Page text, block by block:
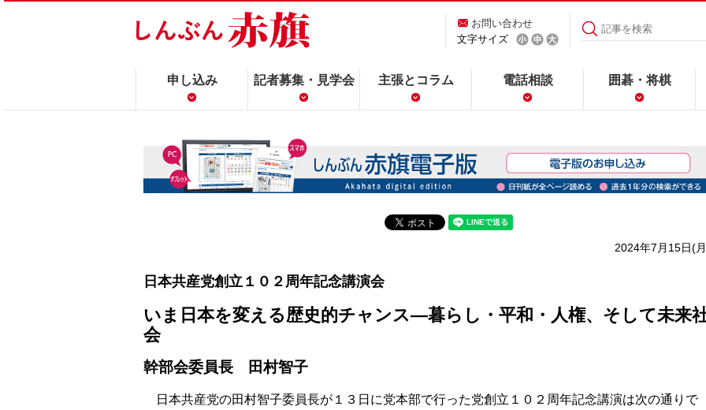
お問い合わせ
文字サイズ
申し込み 記者募集・見学会 主張とコラム 電話相談 囲碁・将棋
2024年7月15日(
日本共産党創立１０２周年記念講演会
いま日本を変える歴史的チャンス―暮らし・平和・人権、そして未来
会
幹部会委員長 田村智子
日本共産党の田村智子委員長が１３日に党本部で行った党創立１０２周年記念講演は次の通りで